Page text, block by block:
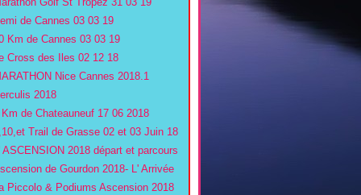
de Cannes 03 03 19
Km de Cannes 03 03 19
Cross des Iles 02 12 18
Nice Cannes 2018.1
2018
de Chateauneuf 17 06 2018
Trail de Grasse 02 et 03 Juin 18
ASCENSION 2018 départ et parcours
de Gourdon 2018- L' Arrivée
Piccolo & Podiums Ascension 2018